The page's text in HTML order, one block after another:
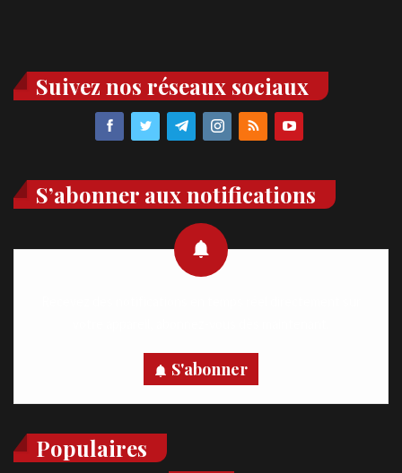
Suivez nos réseaux sociaux
S’abonner aux notifications
S'abonner
Populaires